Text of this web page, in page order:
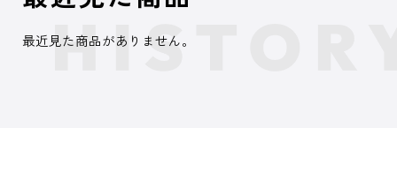
最近見た商品がありません。